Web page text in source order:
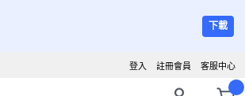
下載
客服中心
註冊會員
登入